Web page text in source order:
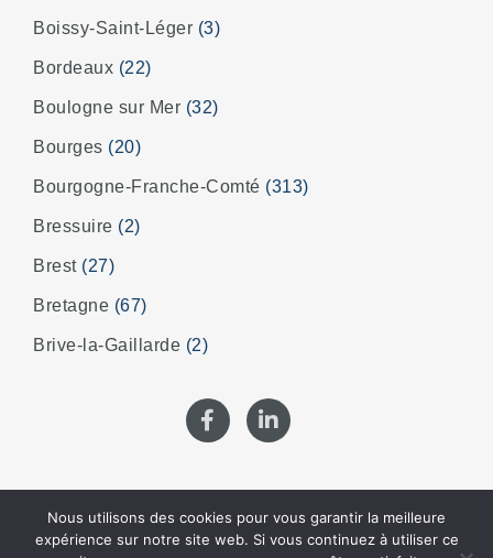
Boissy-Saint-Léger (3)
Bordeaux (22)
Boulogne sur Mer (32)
Bourges (20)
Bourgogne-Franche-Comté (313)
Bressuire (2)
Brest (27)
Bretagne (67)
Brive-la-Gaillarde (2)
© 2022 CAPOLEA |Mentions Légales|Conditions
Nous utilisons des cookies pour vous garantir la meilleure
expérience sur notre site web. Si vous continuez à utiliser ce